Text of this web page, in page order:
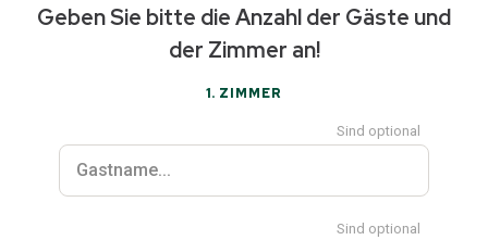
Geben Sie bitte die Anzahl der Gäste und
der Zimmer an!
1. ZIMMER
Sind optional
Sind optional